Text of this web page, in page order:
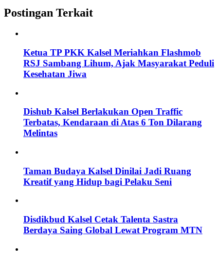
Postingan Terkait
Ketua TP PKK Kalsel Meriahkan Flashmob
RSJ Sambang Lihum, Ajak Masyarakat Peduli
Kesehatan Jiwa
Dishub Kalsel Berlakukan Open Traffic
Terbatas, Kendaraan di Atas 6 Ton Dilarang
Melintas
Taman Budaya Kalsel Dinilai Jadi Ruang
Kreatif yang Hidup bagi Pelaku Seni
Disdikbud Kalsel Cetak Talenta Sastra
Berdaya Saing Global Lewat Program MTN